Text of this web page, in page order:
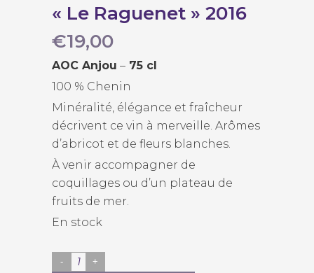
« Le Raguenet » 2016
€19,00
AOC Anjou – 75 cl
100 % Chenin
Minéralité, élégance et fraîcheur
décrivent ce vin à merveille. Arômes
d’abricot et de fleurs blanches.
À venir accompagner de
coquillages ou d’un plateau de
fruits de mer.
En stock
Domaine